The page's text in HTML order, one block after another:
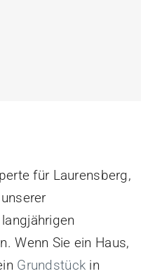
für Laurensberg,
Wenn Sie ein Haus,
Grundstück in